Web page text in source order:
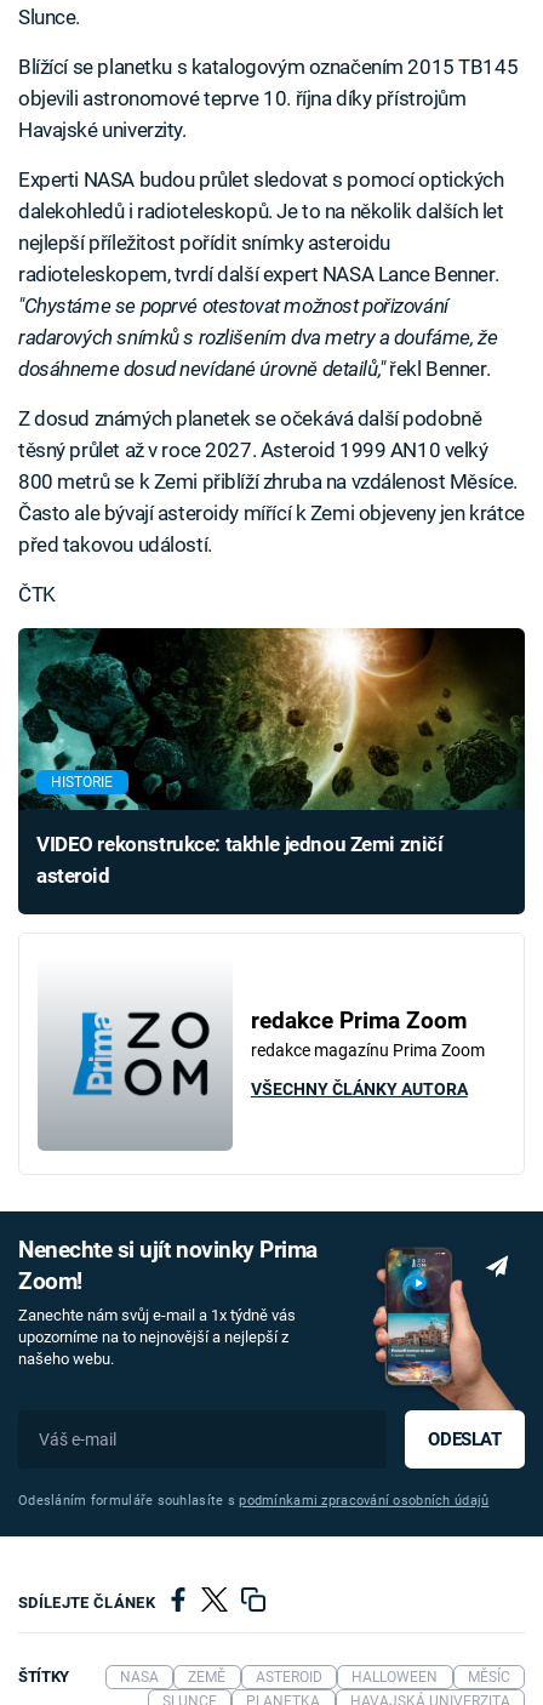
Slunce.
Blížící se planetku s katalogovým označením 2015 TB145
objevili astronomové teprve 10. října díky přístrojům
Havajské univerzity.
Experti NASA budou průlet sledovat s pomocí optických
dalekohledů i radioteleskopů. Je to na několik dalších let
nejlepší příležitost pořídit snímky asteroidu
radioteleskopem, tvrdí další expert NASA Lance Benner.
"Chystáme se poprvé otestovat možnost pořizování
radarových snímků s rozlišením dva metry a doufáme, že
dosáhneme dosud nevídané úrovně detailů,"řekl Benner.
Z dosud známých planetek se očekává další podobně
těsný průlet až v roce 2027. Asteroid 1999 AN10 velký
800 metrů se k Zemi přiblíží zhruba na vzdálenost Měsíce.
Často ale bývají asteroidy mířící k Zemi objeveny jen krátce
před takovou událostí.
ČTK
HISTORIE
VIDEO rekonstrukce: takhle jednou Zemi zničí
asteroid
redakce Prima Zoom
redakce magazínu Prima Zoom
VŠECHNY ČLÁNKY AUTORA
Nenechte si ujít novinky Prima
Zoom!
Zanechte nám svůj e-mail a 1x týdně vás
upozorníme na to nejnovější a nejlepší z
našeho webu.
ODESLAT
Odesláním formuláře souhlasíte spodmínkami zpracování osobních údajů
SDÍLEJTE ČLÁNEK
ŠTÍTKY NASA ZEMĚ ASTEROID HALLOWEEN
MĚSÍC